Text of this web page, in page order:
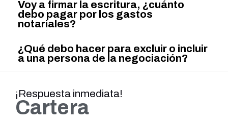
Voy a firmar la escritura, ¿cuánto
debo pagar por los gastos
notariales?
¿Qué debo hacer para excluir o incluir
a una persona de la negociación?
¡Respuesta inmediata!
Cartera